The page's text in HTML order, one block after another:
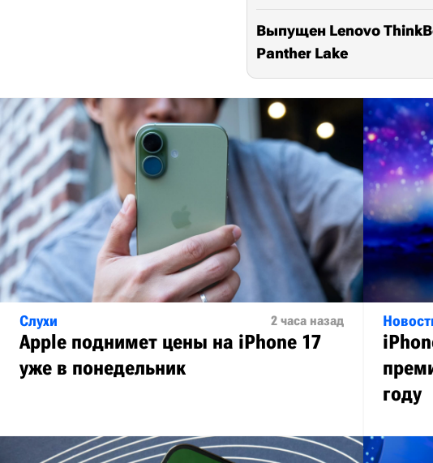
Выпущен Lenovo
Panther Lake
Слухи 2 часа назад
Apple поднимет цены на iPhone 17
уже в понедельник
году